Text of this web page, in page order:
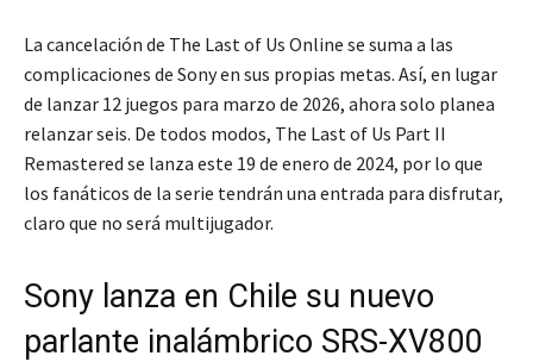
La cancelación de The Last of Us Online se suma a las
complicaciones de Sony en sus propias metas. Así, en lugar
de lanzar 12 juegos para marzo de 2026, ahora solo planea
relanzar seis. De todos modos, The Last of Us Part II
Remastered se lanza este 19 de enero de 2024, por lo que
los fanáticos de la serie tendrán una entrada para disfrutar,
claro que no será multijugador.
Sony lanza en Chile su nuevo
parlante inalámbrico SRS-XV800